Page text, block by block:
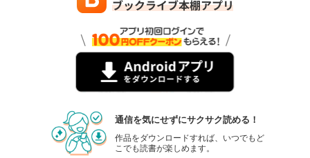
通信を気にせずにサクサク読める！
作品をダウンロードすれば、いつでもど
こでも読書が楽しめます。